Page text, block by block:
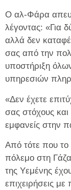
Ο αλ-Φάρα
λέγοντας: «Για
αλλά δεν
σας από την
υποστήριξη
υπηρεσιών
«Δεν έχετε
σας στόχους και
εμφανείς στην
Από τότε που το
πόλεμο στη
της Υεμένης
επιχειρήσεις